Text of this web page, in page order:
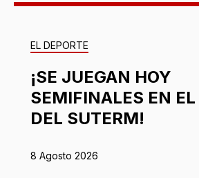
EL DEPORTE
¡SE JUEGAN HOY
SEMIFINALES EN
DEL SUTERM!
8 Agosto 2026